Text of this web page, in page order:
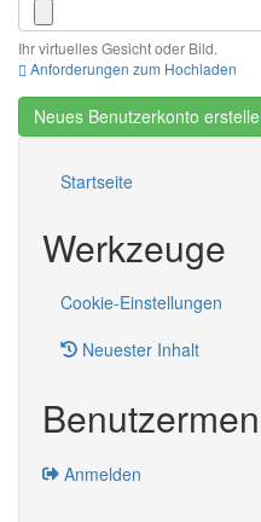
Ihr virtuelles Gesicht oder Bild.
Anforderungen zum Hochladen
Neues Benutzerkonto
Startseite
Werkzeuge
Cookie-Einstellungen
Neuester Inhalt
Anmelden